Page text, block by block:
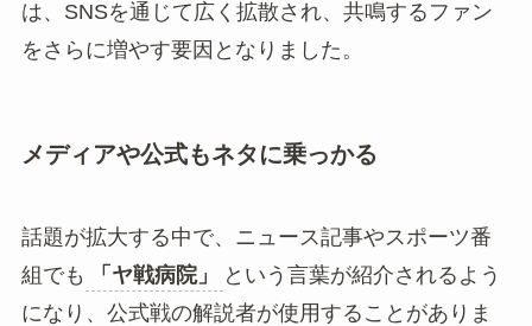
は、SNSを通じて広く拡散され、共鳴するファン
をさらに増やす要因となりました。
メディアや公式もネタに乗っかる
話題が拡大する中で、ニュース記事やスポーツ番
組でも
「ヤ戦病院」
という言葉が紹介されるよう
になり、公式戦の解説者が使用することがありま